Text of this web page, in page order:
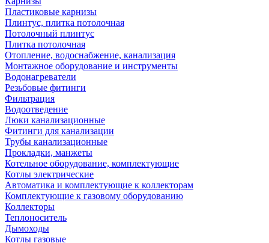
Пластиковые карнизы
Плинтус, плитка потолочная
Потолочный плинтус
Плитка потолочная
Отопление, водоснабжение, канализация
Монтажное оборудование и инструменты
Водонагреватели
Резьбовые фитинги
Фильтрация
Водоотведение
Люки канализационные
Фитинги для канализации
Трубы канализационные
Прокладки, манжеты
Котельное оборудование, комплектующие
Котлы электрические
Автоматика и комплектующие к коллекторам
Комплектующие к газовому оборудованию
Коллекторы
Теплоноситель
Дымоходы
Котлы газовые